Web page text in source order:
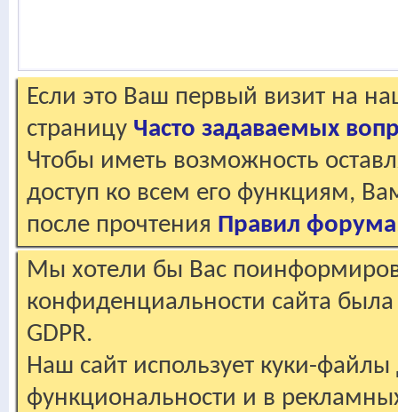
Если это Ваш первый визит на
страницу Часто задаваемых
Чтобы иметь возможность
доступ ко всем его функциям,
после прочтения Правил форума
Мы хотели бы Вас
конфиденциальности сайта
GDPR.
Наш сайт использует куки-файлы
функциональности и в